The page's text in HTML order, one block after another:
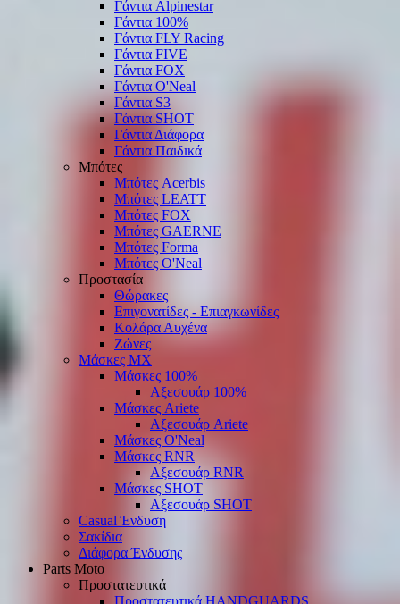
Γάντια Alpinestar
Γάντια 100%
Γάντια FLY Racing
Γάντια FIVE
Γάντια FOX
Γάντια O'Νeal
Γάντια S3
Γάντια SHOT
Γάντια Διάφορα
Γάντια Παιδικά
Μπότες
Μπότες Acerbis
Μπότες LEATT
Μπότες FOX
Μπότες GAERNE
Μπότες Forma
Μπότες O'Neal
Προστασία
Θώρακες
Επιγονατίδες - Επιαγκωνίδες
Κολάρα Αυχένα
Ζώνες
Μάσκες ΜΧ
Μάσκες 100%
Αξεσουάρ 100%
Μάσκες Ariete
Αξεσουάρ Ariete
Μάσκες O'Neal
Μάσκες RNR
Αξεσουάρ RNR
Μάσκες SHOT
Αξεσουάρ SHOT
Casual Ένδυση
Σακίδια
Διάφορα Ένδυσης
Parts Moto
Προστατευτικά
Προστατευτικά HANDGUARDS